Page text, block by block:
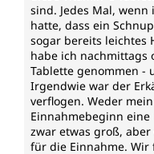
sind. Jedes Mal,
hatte, dass ein
sogar bereits leichtes
habe ich nachmittags
Tablette genommen -
Irgendwie war der
verflogen. Weder
Einnahmebeginn eine
zwar etwas groß,
für die Einnahme. Wir